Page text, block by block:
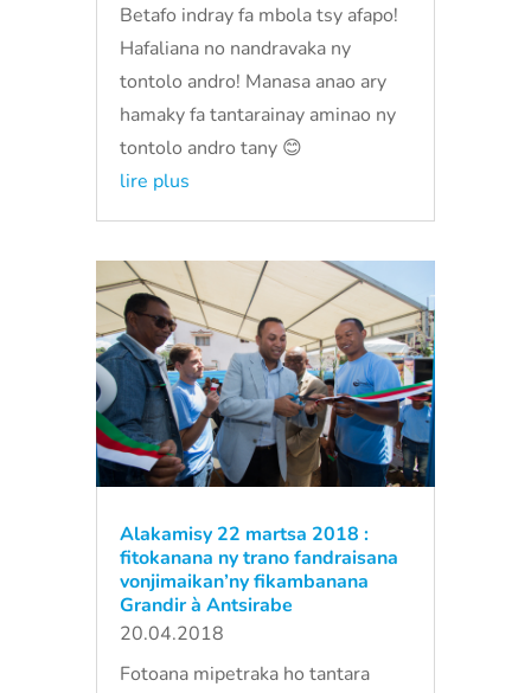
Betafo indray fa mbola tsy afapo!
Hafaliana no nandravaka ny
tontolo andro! Manasa anao ary
hamaky fa tantarainay aminao ny
tontolo andro tany 😊
lire plus
Alakamisy 22 martsa 2018 :
fitokanana ny trano fandraisana
vonjimaikan’ny fikambanana
Grandir à Antsirabe
20.04.2018
Fotoana mipetraka ho tantara